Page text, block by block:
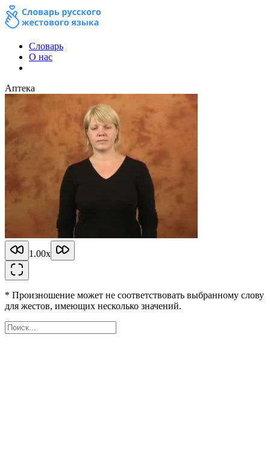
Словарь
О нас
Аптека
1.00x
* Произношение может не соответствовать выбранному слову
для жестов, имеющих несколько значений.